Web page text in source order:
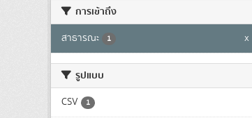
การเข้าถึง
สาธารณะ 1 x
รูปแบบ
CSV 1